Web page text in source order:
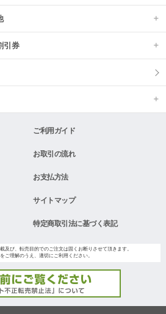
引券
ご利用ガイド
お取引の流れ
お支払方法
サイトマップ
特定商取引法に基づく表記
及び、転売目的でのご注文は固くお断りさせて頂きます。
ご理解のうえ、適切にご利用ください。